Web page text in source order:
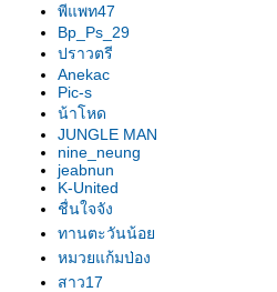
สวนหลวง
รองเท้านารี เหลืองปราจีน "
มิตรภาพ "
รองเท้านารีลูกผสม3สา
รองเท้านารี เหลืองปราจีน"อัญชลี"
รองเท้านารี เหลืองปราจีน "กลมบ็
อก"
รองเท้านารี เหลืองปราจีน "สุธี
วรรณ"
รองเท้านารี เหลืองปราจีน "สาธิต"
รองเท้านารี เหลืองปราจีน
"วาสนา"
พีแพท47
Bp_Ps_29
ปราวตรี
Anekac
Pic-s
น้าโหด
JUNGLE MAN
nine_neung
jeabnun
K-United
ชื่นใจจัง
ทานตะวันน้อ
หมวยแก้มป่อง
สาว17